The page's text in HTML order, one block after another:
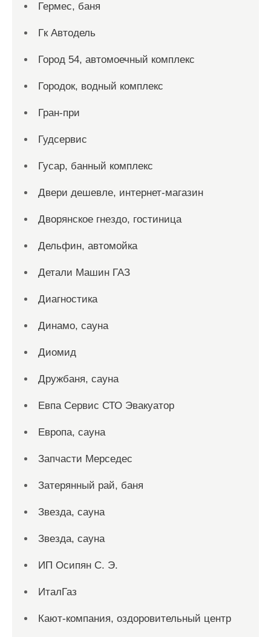
Гермес, баня
Гк Автодель
Город 54, автомоечный комплекс
Городок, водный комплекс
Гран-при
Гудсервис
Гусар, банный комплекс
Двери дешевле, интернет-магазин
Дворянское гнездо, гостиница
Дельфин, автомойка
Детали Машин ГАЗ
Диагностика
Динамо, сауна
Диомид
Дружбаня, сауна
Евпа Сервис СТО Эвакуатор
Европа, сауна
Запчасти Мерседес
Затерянный рай, баня
Звезда, сауна
Звезда, сауна
ИП Осипян С. Э.
ИталГаз
Кают-компания, оздоровительный центр